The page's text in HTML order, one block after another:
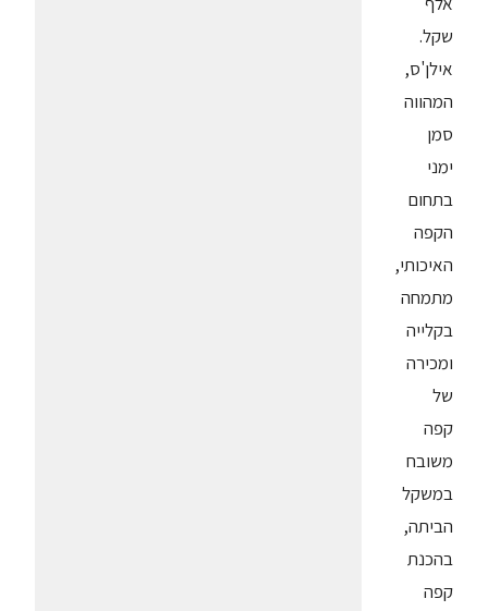
שקל.
אילן'ס,
המהווה
סמן
ימני
בתחום
הקפה
האיכותי,
מתמחה
בקלייה
ומכירה
של
קפה
משובח
במשקל
הביתה,
בהכנת
קפה